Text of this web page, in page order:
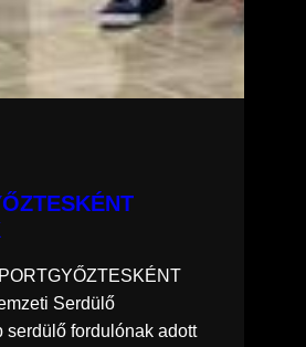
Serdülő
serdülő fordulónak adott